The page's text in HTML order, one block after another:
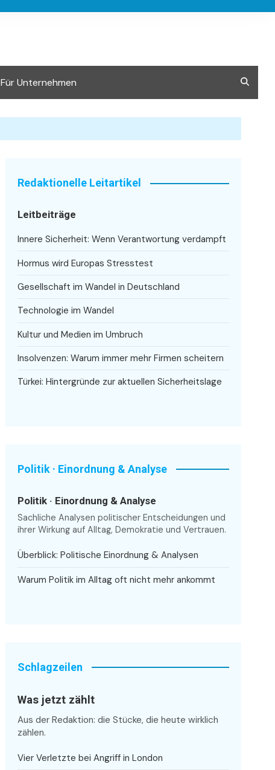
Für Unternehmen
Redaktionelle Leitartikel
Leitbeiträge
Innere Sicherheit: Wenn Verantwortung verdampft
Hormus wird Europas Stresstest
Gesellschaft im Wandel in Deutschland
Technologie im Wandel
Kultur und Medien im Umbruch
Insolvenzen: Warum immer mehr Firmen scheitern
Türkei: Hintergründe zur aktuellen Sicherheitslage
Politik · Einordnung & Analyse
Politik · Einordnung & Analyse
Sachliche Analysen politischer Entscheidungen und
ihrer Wirkung auf Alltag, Demokratie und Vertrauen.
Überblick: Politische Einordnung & Analysen
Warum Politik im Alltag oft nicht mehr ankommt
Schlagzeilen
Was jetzt zählt
Aus der Redaktion: die Stücke, die heute wirklich
zählen.
Vier Verletzte bei Angriff in London